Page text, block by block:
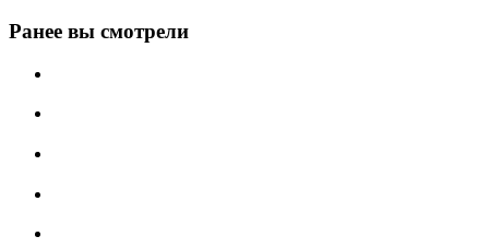
Ранее вы смотрели